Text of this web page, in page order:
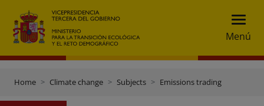
Menú
Home Climate change Subjects Emissions trading